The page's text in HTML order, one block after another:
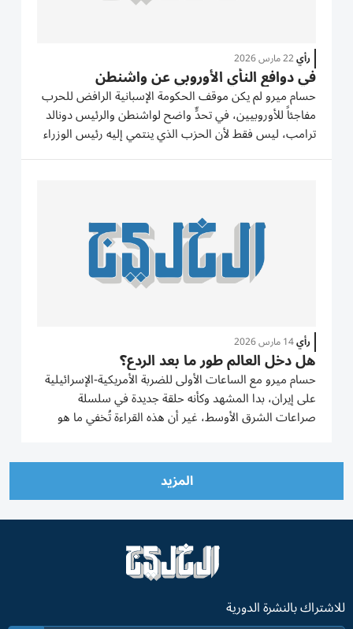
رأي22 مارس 2026
في دوافع النأي الأوروبي عن واشنطن
حسام ميرو لم يكن موقف الحكومة الإسبانية الرافض للحرب
مفاجئاً للأوروبيين، في تحدٍّ واضح لواشنطن والرئيس دونالد
ترامب، ليس فقط لأن الحزب الذي ينتمي إليه رئيس الوزراء
بيدرو سانشيز هو حزب يساري «الحزب الاشتراكي العمالي»،
رأي14 مارس 2026
هل دخل العالم طور ما بعد الردع؟
حسام ميرو مع الساعات الأولى للضربة الأمريكية-الإسرائيلية
على إيران، بدا المشهد وكأنه حلقة جديدة في سلسلة
صراعات الشرق الأوسط، غير أن هذه القراءة تُخفي ما هو
المزيد
للاشتراك بالنشرة الدورية